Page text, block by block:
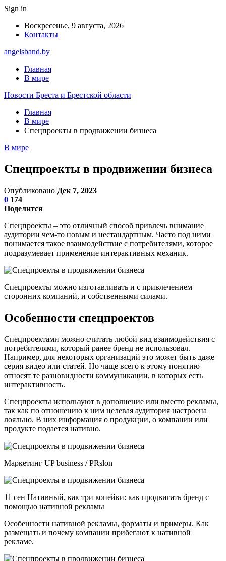
Sign in
Воскресенье, 9 августа, 2026
Контакты
angelsband.by
Главная
В мире
Новости Бреста и Брестской области
Главная
В мире
Спецпроекты в продвижении бизнеса
В мире
Спецпроекты в продвижении бизнеса
Опубликовано Дек 7, 2023
0 174
Поделится
Спецпроекты – это отличный способ привлечь внимание
аудитории чем-то новым и нестандартным. Часто под ними
понимается такое взаимодействие с потребителями, которое
подразумевает применение интерактивных механик.
Спецпроекты можно изготавливать и с привлечением
сторонних компаний, и собственными силами.
Особенности спецпроектов
Спецпроектами можно считать любой вид взаимодействия с
потребителями, который ранее бренд не использовал.
Например, для некоторых организаций это может быть даже
серия видео или статей. Но чаще всего к этому понятию
относят те разновидности коммуникации, в которых есть
интерактивность.
Спецпроекты используют в дополнение или вместо рекламы,
так как по отношению к ним целевая аудитория настроена
лояльно. В них информация о продукции, о компании или
продукте подается нативно.
Маркетинг UP business / PRslon
11 сен Нативный, как три копейки: как продвигать бренд с
помощью нативной рекламы
Особенности нативной рекламы, форматы и примеры. Как
размещать и почему компании прибегают к нативной
рекламе.